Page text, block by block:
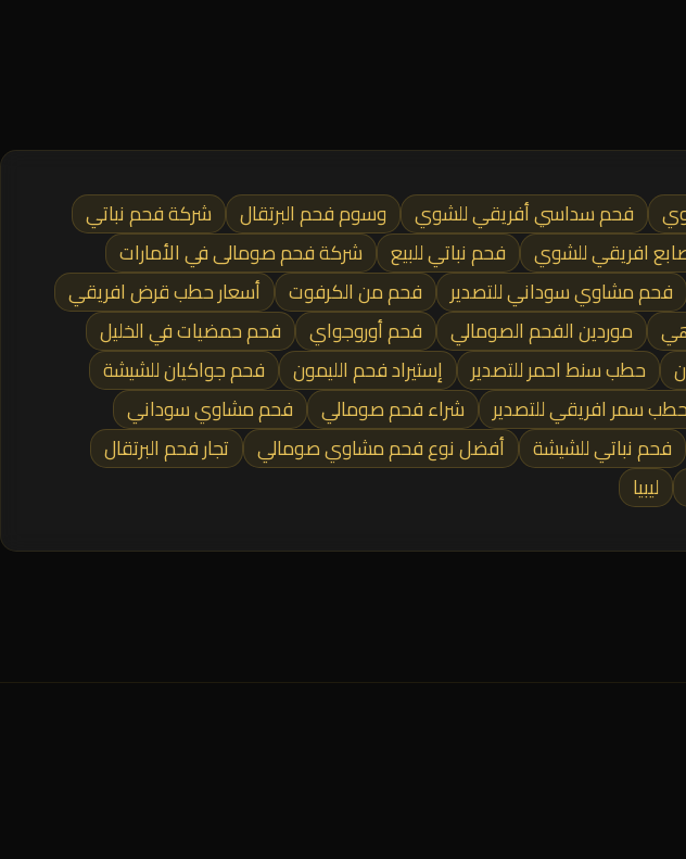
فحم سداسي أفريقي للشوي وسوم فحم البرتقال
شركة فحم نباتي
افريقي للشوي فحم نباتي للبيع
شركة فحم صومالى في الأمارات
فحم مشاوي سوداني للتصدير فحم من الكرفوت
أسعار حطب قرض افريقي
موردين الفحم الصومالي فحم أوروجواي
فحم حمضيات في الخليل
حطب سنط احمر للتصدير إستيراد فحم الليمون
فحم جواكيان للشيشة
حطب سمر افريقي للتصدير شراء فحم صومالي
فحم مشاوي سوداني
فحم نباتي للشيشة أفضل نوع فحم مشاوي صومالي
تجار فحم البرتقال
ليبيا